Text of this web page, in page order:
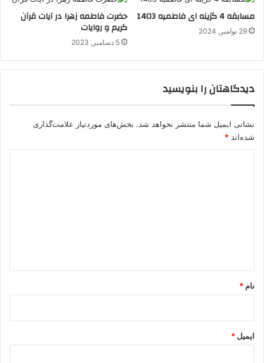
مسابقه 4 گزینه ای فاطمیه 1403
29 نوامبر, 2024
حضرت فاطمه زهرا در آیات قرآن
کریم و روایات
5 دسامبر, 2023
دیدگاهتان را بنویسید
نشانی ایمیل شما منتشر نخواهد شد. بخش‌های موردنیاز علامت‌گذاری
شده‌اند *
نام *
ایمیل *